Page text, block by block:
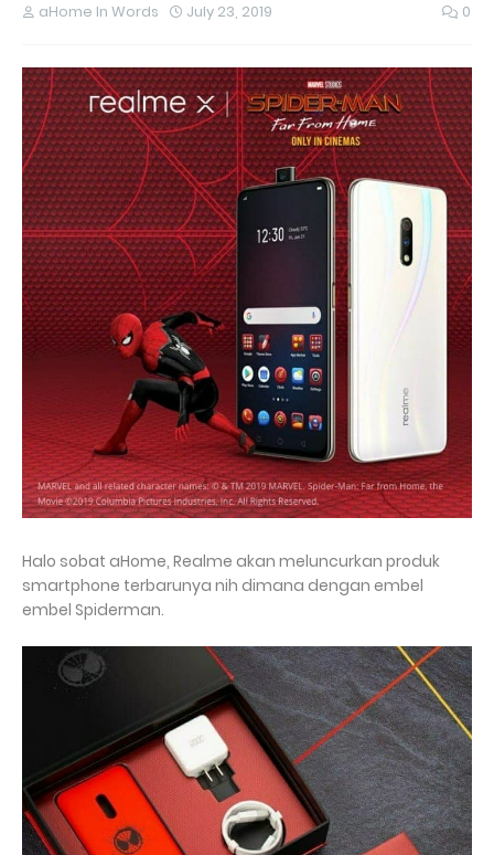
aHome In Words July 23, 2019 0
Halo sobat aHome, Realme akan meluncurkan produk
smartphone terbarunya nih dimana dengan embel
embel Spiderman.